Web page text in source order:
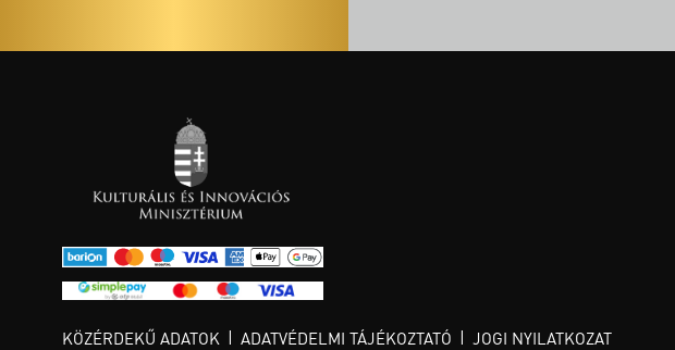
KÖZÉRDEKŰ ADATOK ADATVÉDELMI TÁJÉKOZTATÓ JOGI NYILATKOZAT